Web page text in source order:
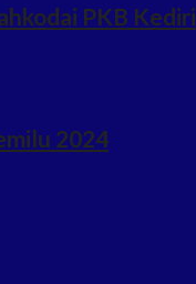
PKB Kediri
2024